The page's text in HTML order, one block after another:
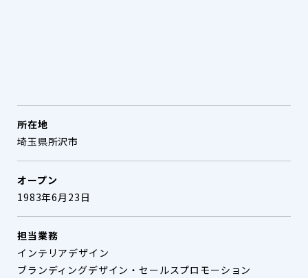
所在地
埼玉県所沢市
オープン
1983年6月23日
担当業務
インテリアデザイン
ブランディングデザイン・セールスプロモーション